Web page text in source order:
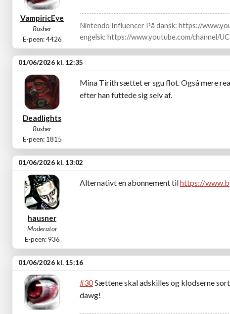
VampiricEye
Rusher
E-peen: 4426
Nintendo Influencer På dansk: https://
engelsk: https://www.youtube.com/channel/
01/06/2026 kl. 12:35
Deadlights
Rusher
E-peen: 1815
Mina Tirith sættet er sgu flot. Også mere
efter han futtede sig selv af.
01/06/2026 kl. 13:02
hausner
Moderator
E-peen: 936
Alternativt en abonnement tilhttps://
01/06/2026 kl. 15:16
#30Sættene skal adskilles og klodserne
dawg!